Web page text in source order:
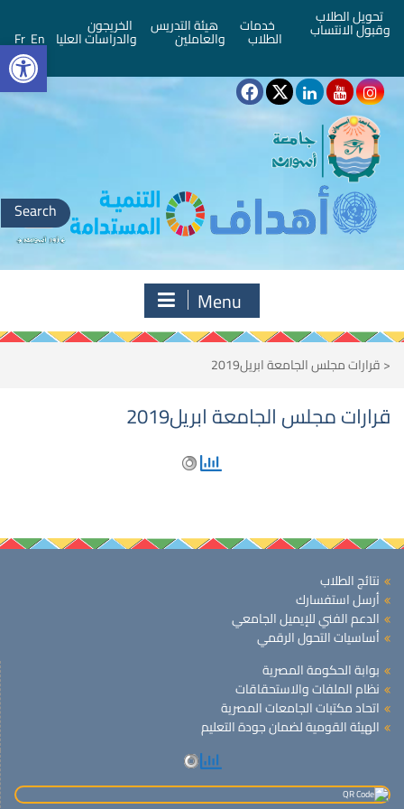
تحويل الطلاب
وقبول الانتساب خدمات
الطلاب
هيئة التدريس
والعاملين
الخريجون
والدراسات العليا En
Fr
Search
for:
Menu
<قرارات مجلس الجامعة ابريل2019
قرارات مجلس الجامعة ابريل2019
نتائج الطلاب
أرسل استفسارك
الدعم الفني للإيميل الجامعي
أساسيات التحول الرقمي
بوابة الحكومة المصرية
نظام الملفات والاستحقاقات
اتحاد مكتبات الجامعات المصرية
الهيئة القومية لضمان جودة التعليم